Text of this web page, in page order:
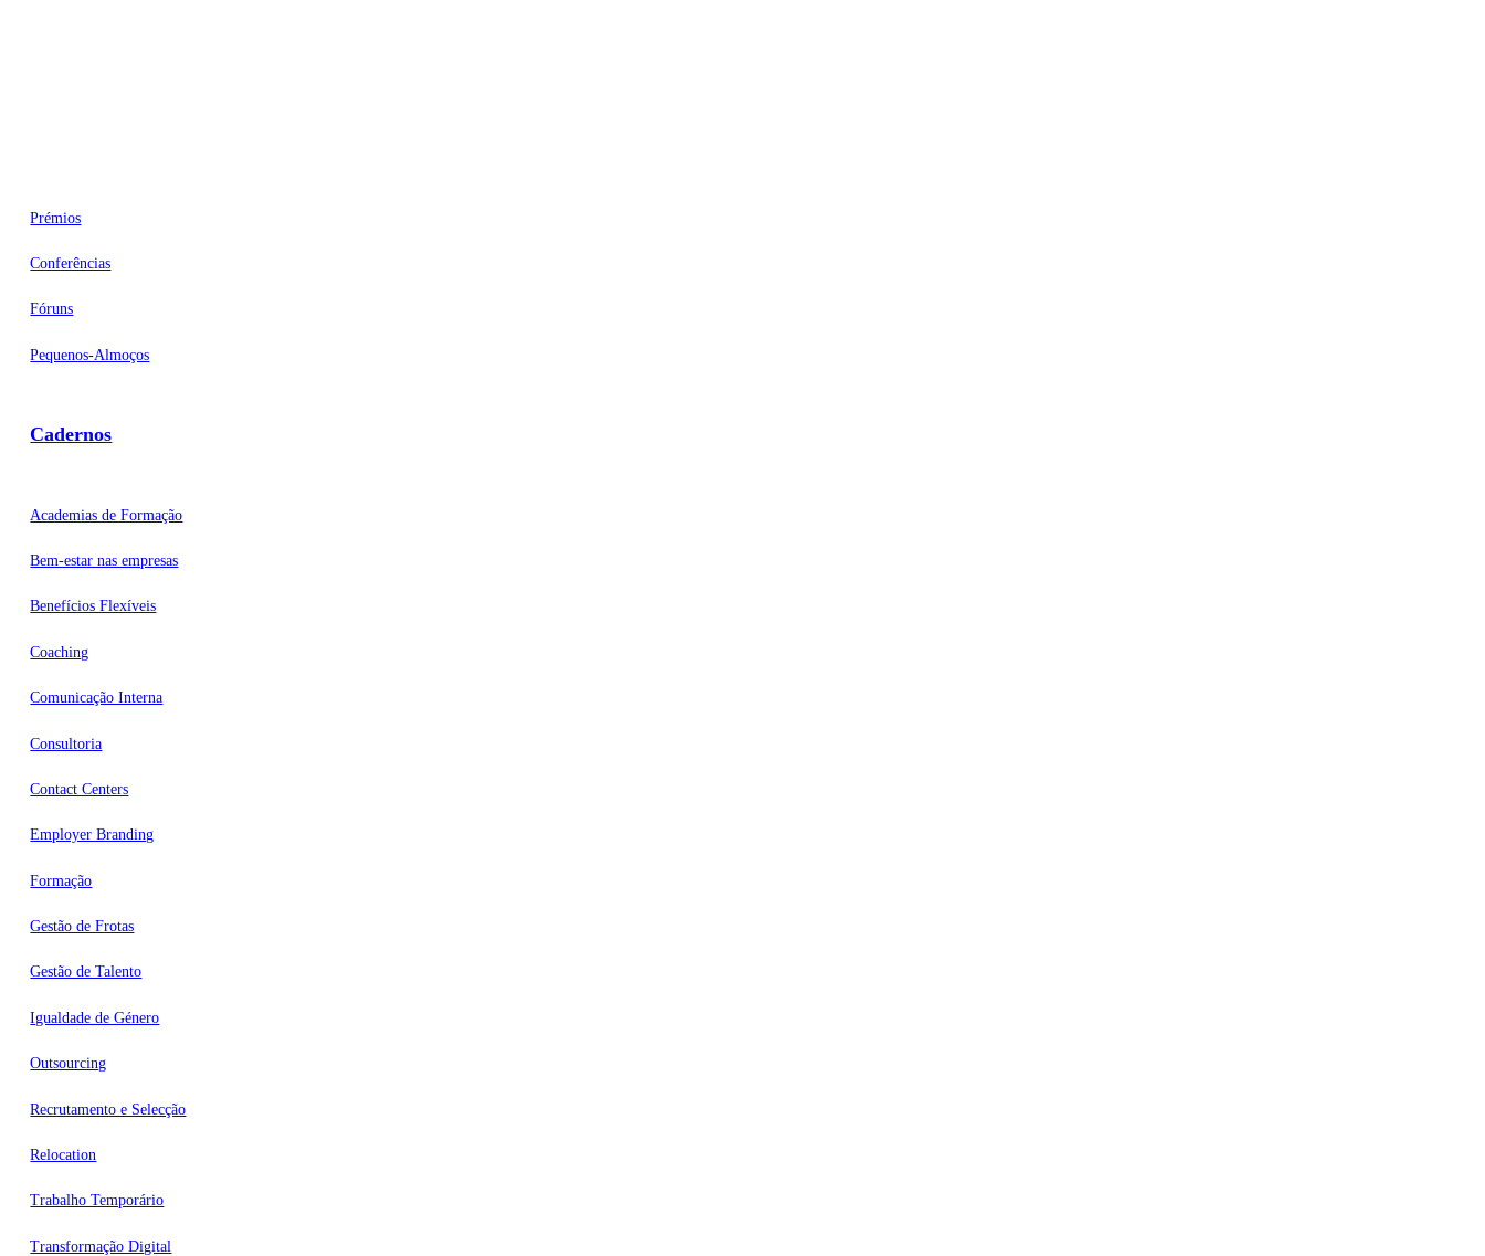
Prémios
Conferências
Fóruns
Pequenos-Almoços
Cadernos
Academias de Formação
Bem-estar nas empresas
Benefícios Flexíveis
Coaching
Comunicação Interna
Consultoria
Contact Centers
Employer Branding
Formação
Gestão de Frotas
Gestão de Talento
Igualdade de Género
Outsourcing
Recrutamento e Selecção
Relocation
Trabalho Temporário
Transformação Digital